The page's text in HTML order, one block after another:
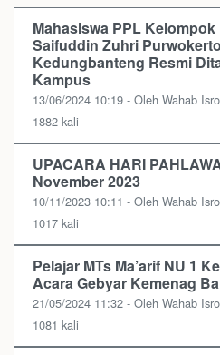
Mahasiswa PPL Kelompok
Saifuddin Zuhri
Kedungbanteng Resmi
Kampus
13/06/2024 10:19 - Oleh Wahab
1882 kali
UPACARA HARI
November 2023
10/11/2023 10:11 - Oleh Wahab
1017 kali
Pelajar MTs Ma’arif NU 1
Acara Gebyar Kemenag
21/05/2024 11:32 - Oleh Wahab
1081 kali